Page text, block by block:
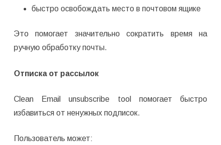
быстро освобождать место в почтовом ящике
Это помогает значительно сократить время на
ручную обработку почты.
Отписка от рассылок
Clean Email unsubscribe tool помогает быстро
избавиться от ненужных подписок.
Пользователь может: